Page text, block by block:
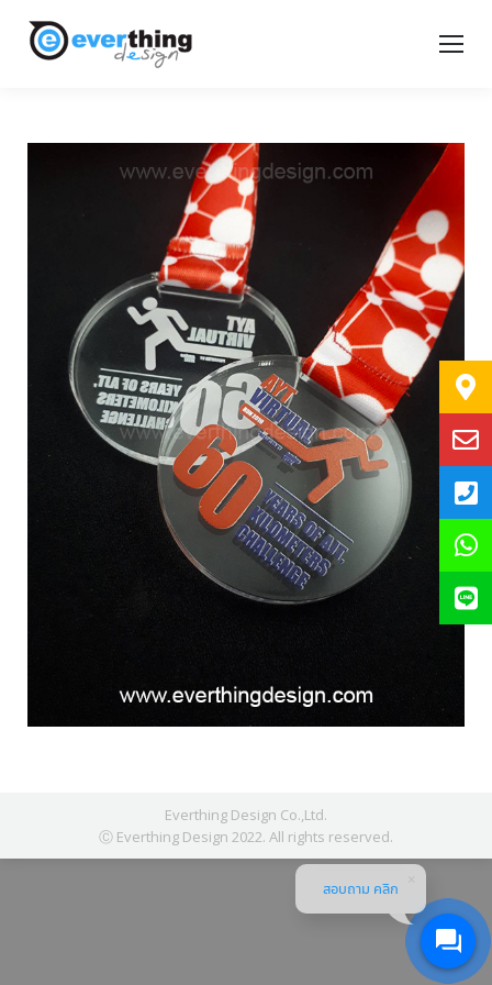
Everthing Design Co.,Ltd.
Ⓒ Everthing Design 2022. All rights reserved.
สอบถาม คลิก